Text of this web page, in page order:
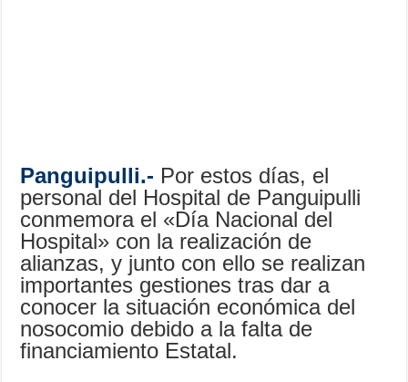
Panguipulli.- Por estos días, el
personal del Hospital de Panguipulli
conmemora el «Día Nacional del
Hospital» con la realización de
alianzas, y junto con ello se realizan
importantes gestiones tras dar a
conocer la situación económica del
nosocomio debido a la falta de
financiamiento Estatal.